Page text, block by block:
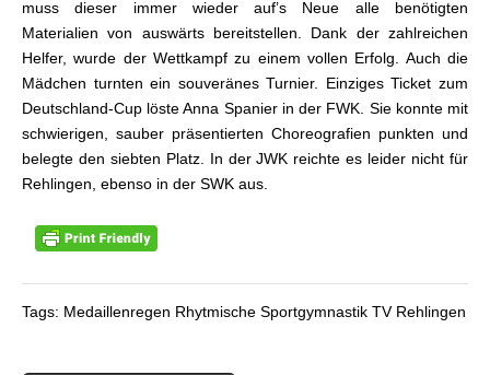
muss dieser immer wieder auf’s Neue alle benötigten
Materialien von auswärts bereitstellen. Dank der zahlreichen
Helfer, wurde der Wettkampf zu einem vollen Erfolg. Auch die
Mädchen turnten ein souveränes Turnier. Einziges Ticket zum
Deutschland-Cup löste Anna Spanier in der FWK. Sie konnte mit
schwierigen, sauber präsentierten Choreografien punkten und
belegte den siebten Platz. In der JWK reichte es leider nicht für
Rehlingen, ebenso in der SWK aus.
Tags: Medaillenregen Rhytmische Sportgymnastik TV Rehlingen